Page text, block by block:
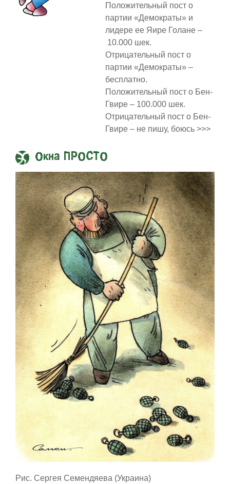
Положительный пост о
партии «Демократы» и
лидере ее Яире Голане –
10.000 шек.
Отрицательный пост о
партии «Демократы» –
бесплатно.
Положительный пост о Бен-
Гвире – 100.000 шек.
Отрицательный пост о Бен-
Гвире – не пишу, боюсь >>>
Окна ПРОСТО
Рис. Сергея Семендяева (Украина)